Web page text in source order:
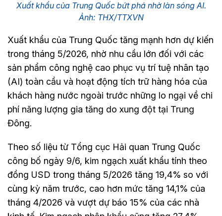
Xuất khẩu của Trung Quốc bứt phá nhờ làn sóng AI.
Ảnh: THX/TTXVN
Xuất khẩu của Trung Quốc tăng mạnh hơn dự kiến
trong tháng 5/2026, nhờ nhu cầu lớn đối với các
sản phẩm công nghệ cao phục vụ trí tuệ nhân tạo
(AI) toàn cầu và hoạt động tích trữ hàng hóa của
khách hàng nước ngoài trước những lo ngại về chi
phí năng lượng gia tăng do xung đột tại Trung
Đông.
Theo số liệu từ Tổng cục Hải quan Trung Quốc
công bố ngày 9/6, kim ngạch xuất khẩu tính theo
đồng USD trong tháng 5/2026 tăng 19,4% so với
cùng kỳ năm trước, cao hơn mức tăng 14,1% của
tháng 4/2026 và vượt dự báo 15% của các nhà